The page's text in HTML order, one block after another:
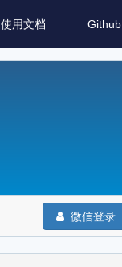
使用文档 Github
微信登录